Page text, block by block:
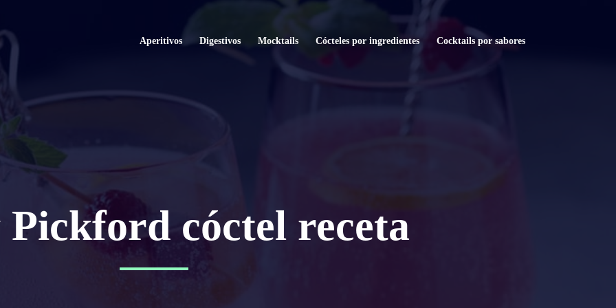
Aperitivos Digestivos Mocktails Cócteles por ingredientes Cocktails por sabores
cóctel receta